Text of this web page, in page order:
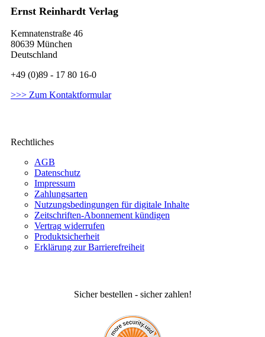
Ernst Reinhardt Verlag
Kemnatenstraße 46
80639 München
Deutschland
+49 (0)89 - 17 80 16-0
>>> Zum Kontaktformular
Rechtliches
AGB
Datenschutz
Impressum
Zahlungsarten
Nutzungsbedingungen für digitale Inhalte
Zeitschriften-Abonnement kündigen
Vertrag widerrufen
Produktsicherheit
Erklärung zur Barrierefreiheit
Sicher bestellen - sicher zahlen!